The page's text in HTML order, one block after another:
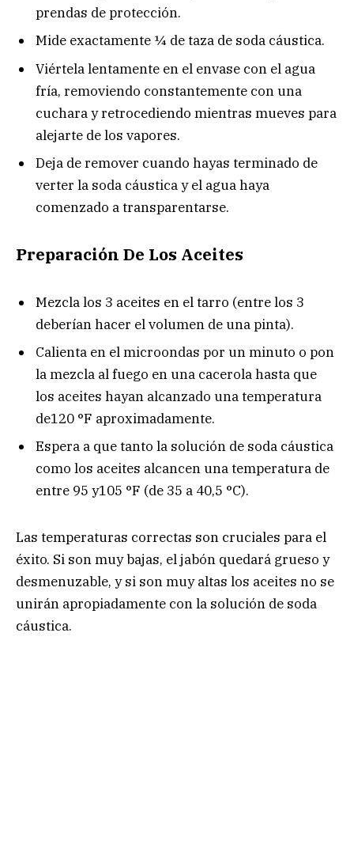
prendas de protección.
Mide exactamente ¼ de taza de soda cáustica.
Viértela lentamente en el envase con el agua
fría, removiendo constantemente con una
cuchara y retrocediendo mientras mueves para
alejarte de los vapores.
Deja de remover cuando hayas terminado de
verter la soda cáustica y el agua haya
comenzado a transparentarse.
Preparación De Los Aceites
Mezcla los 3 aceites en el tarro (entre los 3
deberían hacer el volumen de una pinta).
Calienta en el microondas por un minuto o pon
la mezcla al fuego en una cacerola hasta que
los aceites hayan alcanzado una temperatura
de120 °F aproximadamente.
Espera a que tanto la solución de soda cáustica
como los aceites alcancen una temperatura de
entre 95 y105 °F (de 35 a 40,5 °C).
Las temperaturas correctas son cruciales para el
éxito. Si son muy bajas, el jabón quedará grueso y
desmenuzable, y si son muy altas los aceites no se
unirán apropiadamente con la solución de soda
cáustica.